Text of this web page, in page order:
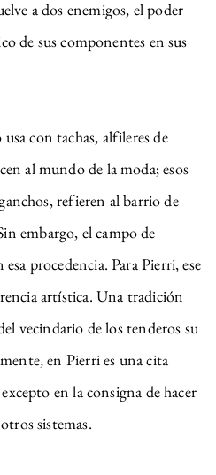
a dos enemigos, el poder
de sus componentes en sus
con tachas, alfileres de
al mundo de la moda; esos
refieren al barrio de
embargo, el campo de
procedencia. Para Pierri, ese
artística. Una tradición
vecindario de los tenderos su
en Pierri es una cita
en la consigna de hacer
sistemas.